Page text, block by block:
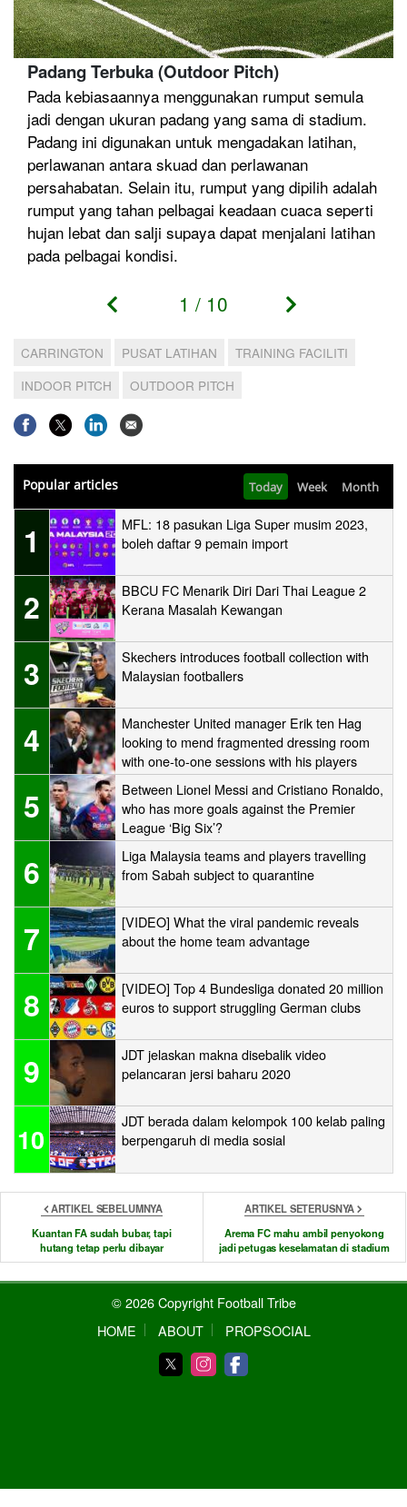
Padang Terbuka (Outdoor Pitch)
Pada kebiasaannya menggunakan rumput semula
jadi dengan ukuran padang yang sama di stadium.
Padang ini digunakan untuk mengadakan latihan,
perlawanan antara skuad dan perlawanan
persahabatan. Selain itu, rumput yang dipilih adalah
rumput yang tahan pelbagai keadaan cuaca seperti
hujan lebat dan salji supaya dapat menjalani latihan
pada pelbagai kondisi.
1 / 10
CARRINGTON PUSAT LATIHAN
TRAINING FACILITI
INDOOR PITCH
OUTDOOR PITCH
Popular articles Today Week Month
1
MFL: 18 pasukan Liga Super musim 2023,
boleh daftar 9 pemain import
2
BBCU FC Menarik Diri Dari Thai League 2
Kerana Masalah Kewangan
3
Skechers introduces football collection with
Malaysian footballers
4
Manchester United manager Erik ten Hag
looking to mend fragmented dressing room
with one-to-one sessions with his players
5
Between Lionel Messi and Cristiano Ronaldo,
who has more goals against the Premier
League ‘Big Six’?
6
Liga Malaysia teams and players travelling
from Sabah subject to quarantine
7
[VIDEO] What the viral pandemic reveals
about the home team advantage
8
[VIDEO] Top 4 Bundesliga donated 20 million
euros to support struggling German clubs
9
JDT jelaskan makna disebalik video
pelancaran jersi baharu 2020
10
JDT berada dalam kelompok 100 kelab paling
berpengaruh di media sosial
ARTIKEL SEBELUMNYA
Kuantan FA sudah bubar, tapi
hutang tetap perlu dibayar
ARTIKEL SETERUSNYA
Arema FC mahu ambil penyokong
jadi petugas keselamatan di stadium
© 2026 Copyright Football Tribe
HOME
ABOUT PROPSOCIAL